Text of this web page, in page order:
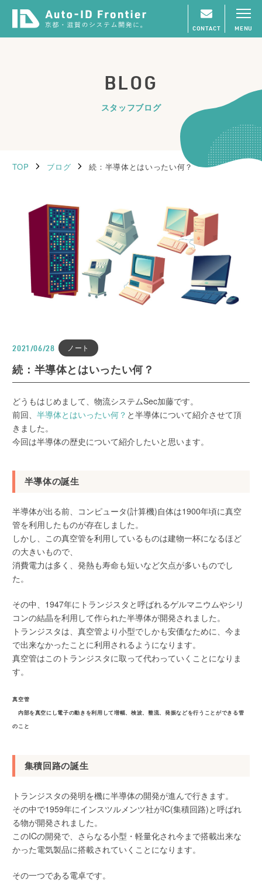
CONTACT MENU
BLOG
スタッフブログ
TOP ブログ 続：半導体とはいったい何？
2021/06/28 ノート
続：半導体とはいったい何？
どうもはじめまして、物流システムSec加藤です。
前回、半導体とはいったい何？ と半導体について紹介させて頂
きました。
今回は半導体の歴史について紹介したいと思います。
半導体の誕生
半導体が出る前、コンピュータ(計算機)自体は1900年頃に真空
管を利用したものが存在しました。
しかし、この真空管を利用しているものは建物一杯になるほど
の大きいもので、
消費電力は多く、発熱も寿命も短いなど欠点が多いものでし
た。
その中、1947年にトランジスタと呼ばれるゲルマニウムやシリ
コンの結晶を利用して作られた半導体が開発されました。
トランジスタは、真空管より小型でしかも安価なために、今ま
で出来なかったことに利用されるようになります。
真空管はこのトランジスタに取って代わっていくことになりま
す。
真空管
内部を真空にし電子の動きを利用して増幅、検波、整流、発振などを行うことができる管
のこと
集積回路の誕生
トランジスタの発明を機に半導体の開発が進んで行きます。
その中で1959年にインスツルメンツ社がIC(集積回路)と呼ばれ
る物が開発されました。
このICの開発で、さらなる小型・軽量化され今まで搭載出来な
かった電気製品に搭載されていくことになります。
その一つである電卓です。